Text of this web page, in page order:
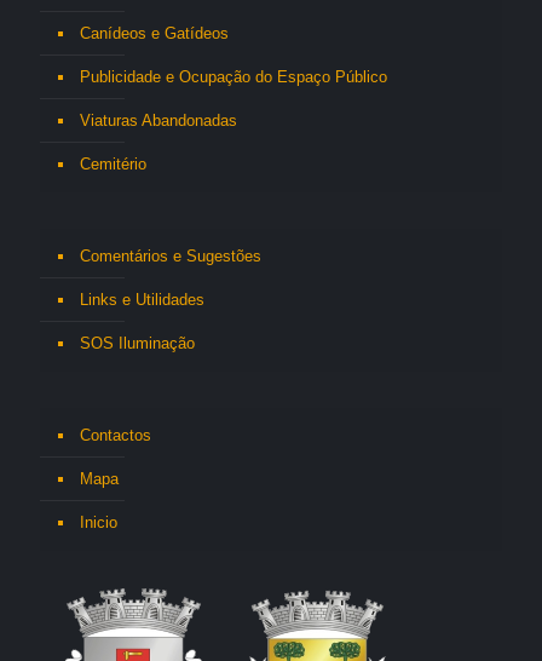
Canídeos e Gatídeos
Publicidade e Ocupação do Espaço Público
Viaturas Abandonadas
Cemitério
Comentários e Sugestões
Links e Utilidades
SOS Iluminação
Contactos
Mapa
Inicio